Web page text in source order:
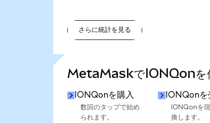
さらに統計を見る
MetaMaskでIONQonを
IONQonを購入
数回のタップで始め
られます。
IONQonを
IONQonを
換します。